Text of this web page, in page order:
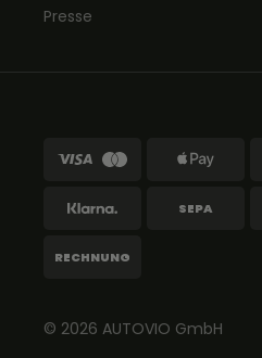
Presse
© 2026 AUTOVIO GmbH
SEPA
RECHNUNG